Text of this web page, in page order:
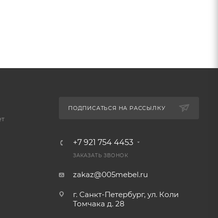
ПОДПИСАТЬСЯ НА РАССЫЛКУ
+7 921 754 4453
ЗАКАЗАТЬ ЗВОНОК
zakaz@005mebel.ru
г. Санкт-Петербург, ул. Коли
Томчака д. 28